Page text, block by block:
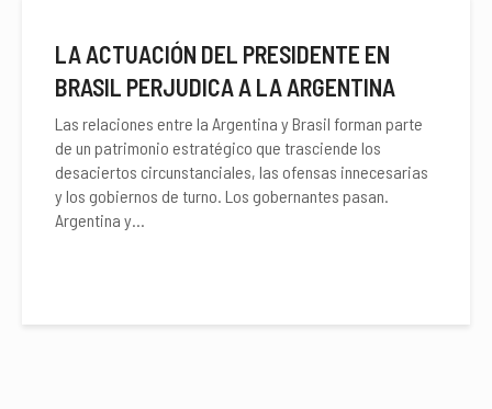
LA ACTUACIÓN DEL PRESIDENTE EN
BRASIL PERJUDICA A LA ARGENTINA
Las relaciones entre la Argentina y Brasil forman parte
de un patrimonio estratégico que trasciende los
desaciertos circunstanciales, las ofensas innecesarias
y los gobiernos de turno. Los gobernantes pasan.
Argentina y...